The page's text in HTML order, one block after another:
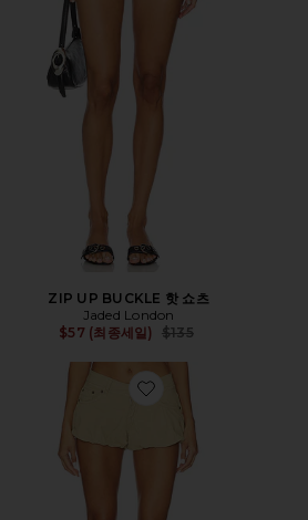
ZIP UP BUCKLE 핫 쇼츠
Jaded London
$57 (최종세일)
Previous price:
$135
Favorite PUFFBALL 반바지